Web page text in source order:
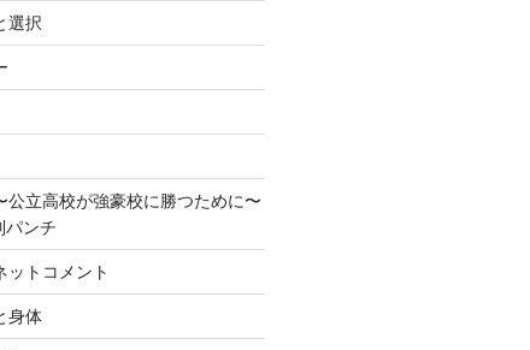
選択
公立高校が強豪校に勝つために〜
パンチ
ットコメント
身体